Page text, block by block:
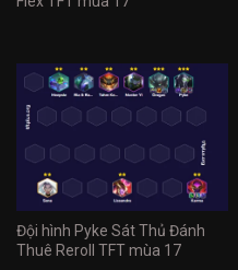
Đội hình Pyke Sát Thủ Đánh
Thuê Reroll TFT mùa 17